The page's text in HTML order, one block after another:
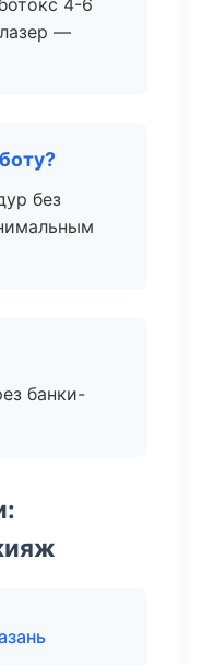
4-6
—
без
банки-